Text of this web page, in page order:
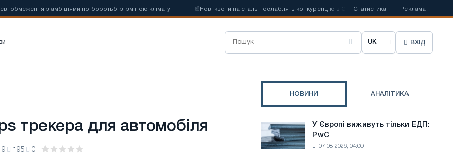
з амбіціями по боротьбі зі зміною клімату Нові квоти на сталь послаблять конкуренцію в Сполученому Королівстві
Статистика Реклама
О
р
м
ВХІД
трекера для автомобіля
195 0
НОВИНИ АНАЛІТИКА
Європі
виживуть
У Європі виживуть тільки ЕДП:
PwC
07-08-2026, 04:00